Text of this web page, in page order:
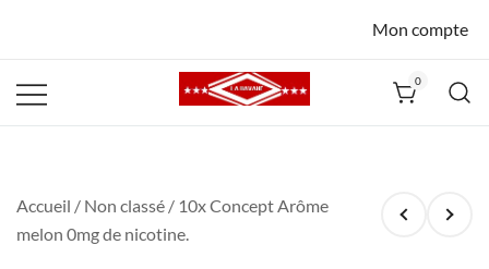
Mon compte
0
Accueil / Non classé / 10x Concept Arôme
melon 0mg de nicotine.